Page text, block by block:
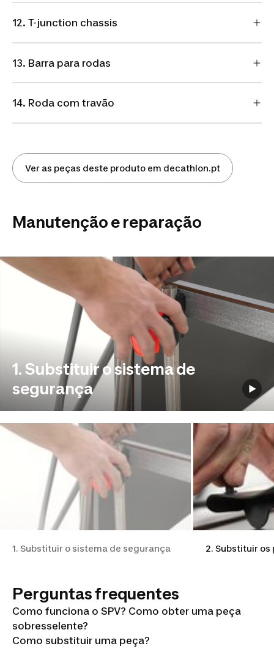
12. T-junction chassis
13. Barra para rodas
14. Roda com travão
Ver as peças deste produto em decathlon.pt
Manutenção e reparação
1. Substituir o sistema de
segurança
1. Substituir o sistema de segurança 2. Substituir os
Perguntas frequentes
Como funciona o SPV? Como obter uma peça
sobresselente?
Como substituir uma peça?